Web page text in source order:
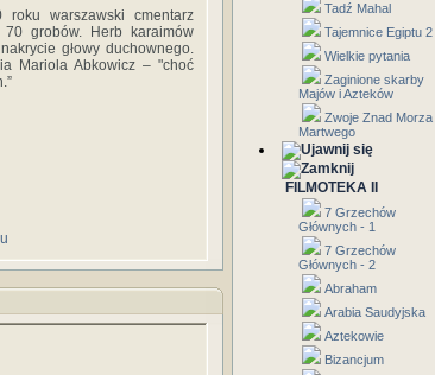
roku warszawski cmentarz
grobów. Herb karaimów
głowy duchownego.
Mariola Abkowicz – "choć
Tadź Mahal
Tajemnice Egiptu 2
Wielkie pytania
Zaginione skarby
Majów i Azteków
Zwoje Znad Morza
Martwego
FILMOTEKA II
7 Grzechów
Głównych - 1
7 Grzechów
Głównych - 2
Abraham
Arabia Saudyjska
Aztekowie
Bizancjum